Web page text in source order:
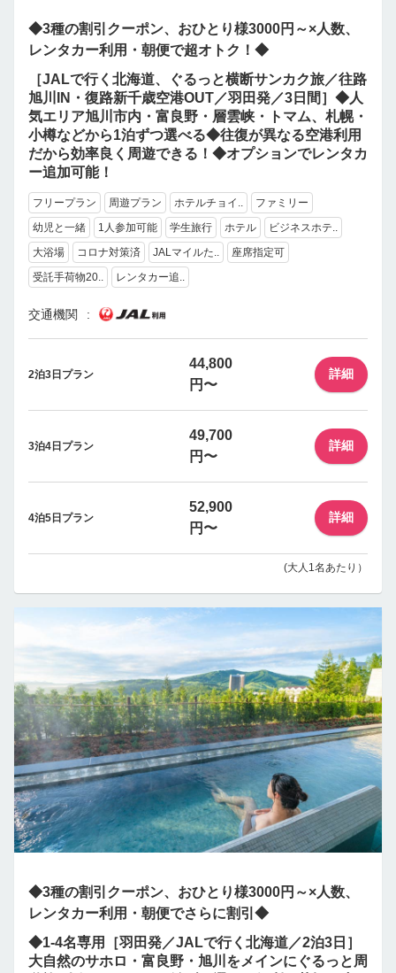
◆3種の割引クーポン、おひとり様3000円～×人数、
レンタカー利用・朝便で超オトク！◆
［JALで行く北海道、ぐるっと横断サンカク旅／往路
旭川IN・復路新千歳空港OUT／羽田発／3日間］◆人
気エリア旭川市内・富良野・層雲峡・トマム、札幌・
小樽などから1泊ずつ選べる◆往復が異なる空港利用
だから効率良く周遊できる！◆オプションでレンタカ
ー追加可能！
フリープラン 周遊プラン ホテルチョイ..
ファミリー
幼児と一緒
1人参加可能 学生旅行 ホテル
ビジネスホテ..
大浴場
コロナ対策済 JALマイルた..
座席指定可
受託手荷物20..
レンタカー追..
交通機関
2泊3日プラン
44,800
円〜
詳細
3泊4日プラン
49,700
円〜
詳細
4泊5日プラン
52,900
円〜
詳細
(大人1名あたり）
◆3種の割引クーポン、おひとり様3000円～×人数、
レンタカー利用・朝便でさらに割引◆
◆1-4名専用［羽田発／JALで行く北海道／2泊3日］
大自然のサホロ・富良野・旭川をメインにぐるっと周